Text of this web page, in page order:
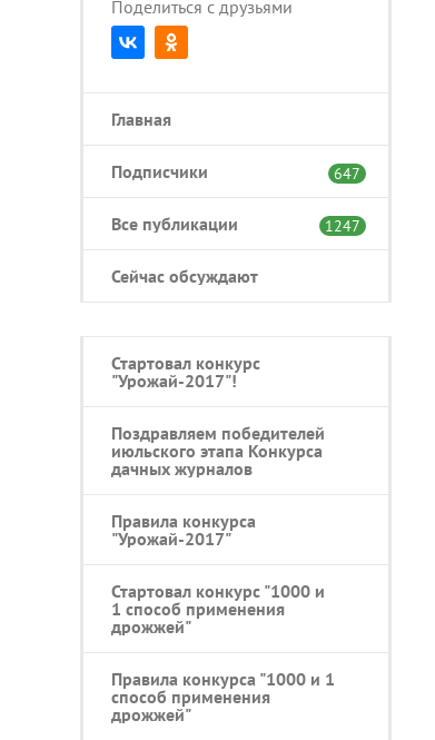
Поделиться с друзьями
Главная
Подписчики 647
Все публикации 1247
Сейчас обсуждают
Стартовал конкурс
"Урожай-2017"!
Поздравляем победителей
июльского этапа Конкурса
дачных журналов
Правила конкурса
"Урожай-2017"
Стартовал конкурс "1000 и
1 способ применения
дрожжей"
Правила конкурса "1000 и 1
способ применения
дрожжей"